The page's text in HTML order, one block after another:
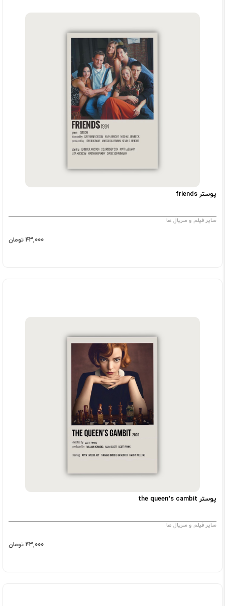
پوستر friends
سایر فیلم و سریال ها
43,000 تومان
پوستر the queen’s cambit
سایر فیلم و سریال ها
43,000 تومان